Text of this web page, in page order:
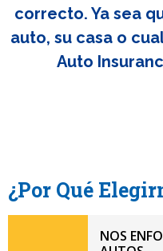
correcto. Ya sea
auto, su casa o
Auto
¿Por Qué
NOS